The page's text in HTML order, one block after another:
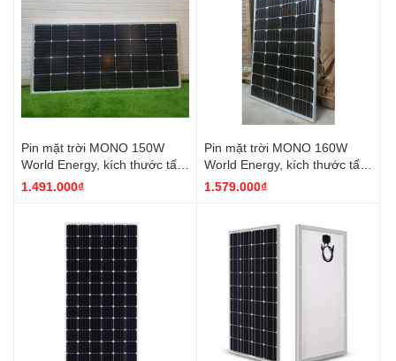
Pin mặt trời MONO 150W
World Energy, kích thước tấm
pin 1480*680*40
1.491.000₫
Pin mặt trời MONO 160W
World Energy, kích thước tấm
pin 1480*680*40
1.579.000₫